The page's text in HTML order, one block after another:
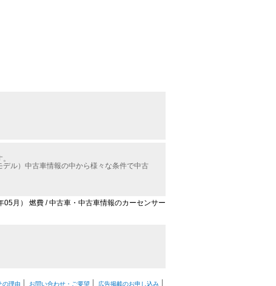
ル）中古車情報の中から様々な条件で中古
月） 燃費 / 中古車・中古車情報のカーセンサー
の理由 お問い合わせ・ご要望 広告掲載のお申し込み